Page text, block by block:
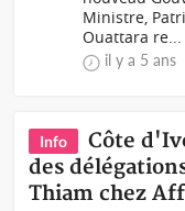
Ministre,
Ouattara re...
il y a 5 ans
Info
Côte
des
Thiam chez